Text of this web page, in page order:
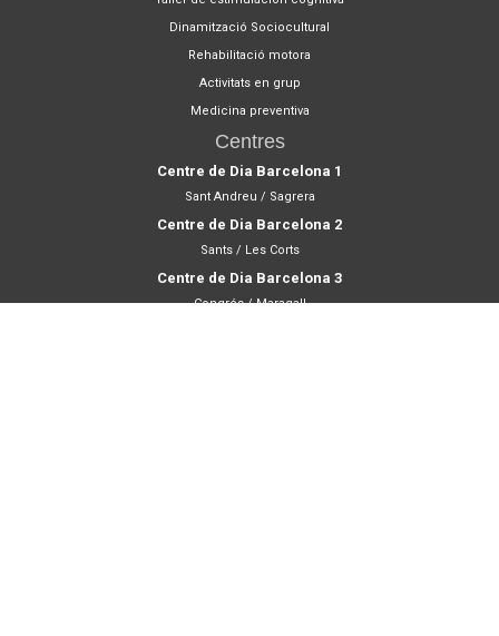
Activitats en grup
Medicina preventiva